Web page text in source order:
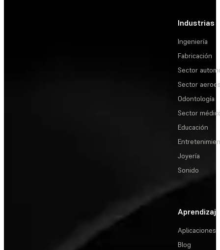
Industrias
Ingeniería
Fabricación
Sector
Sector
Odontología
Sector
Educación
Joyería
Sonido
Aprendizaje
Aplicaciones
Blog